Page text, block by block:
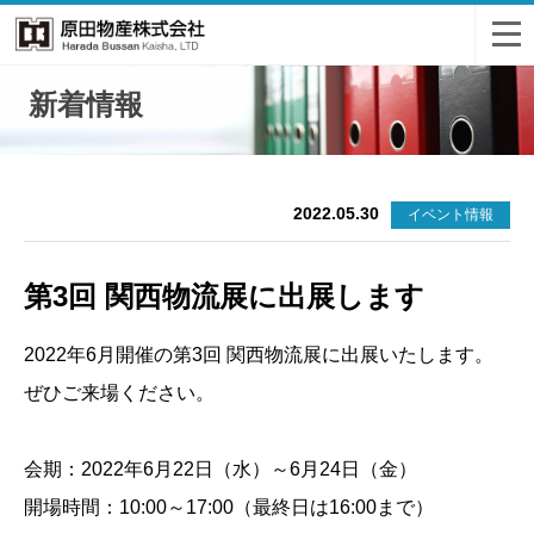
新着情報
2022.05.30 イベント情報
第3回 関西物流展に出展します
2022年6月開催の第3回 関西物流展に出展いたします。
ぜひご来場ください。
会期：2022年6月22日（水）～6月24日（金）
開場時間：10:00～17:00（最終日は16:00まで）